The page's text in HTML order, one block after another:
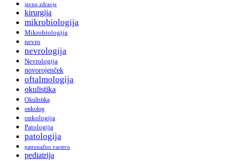
javno zdravje
kirurgija
mikrobiologija
Mikrobiologija
nevro
nevrologija
Nevrologija
novorojenček
oftalmologija
okulistika
Okulistika
onkolog
onkologija
Patologija
patologija
patronažno varstvo
pediatrija